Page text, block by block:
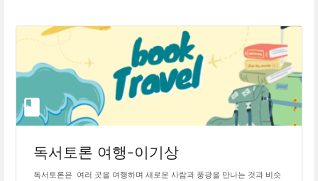
독서토론 여행-이기상
독서토론은 여러 곳을 여행하며 새로운 사람과 풍광을 만나는 것과 비슷